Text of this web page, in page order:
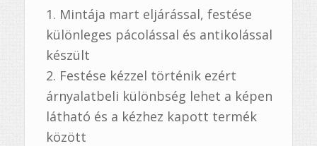
Mintája mart eljárással, festése
különleges pácolással és antikolással
készült
Festése kézzel történik ezért
árnyalatbeli különbség lehet a képen
látható és a kézhez kapott termék
között